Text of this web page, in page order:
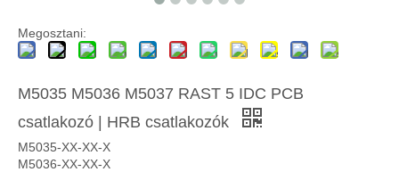
Megosztani:
M5035 M5036 M5037 RAST 5 IDC PCB
csatlakozó | HRB csatlakozók
M5035-XX-XX-X
M5036-XX-XX-X